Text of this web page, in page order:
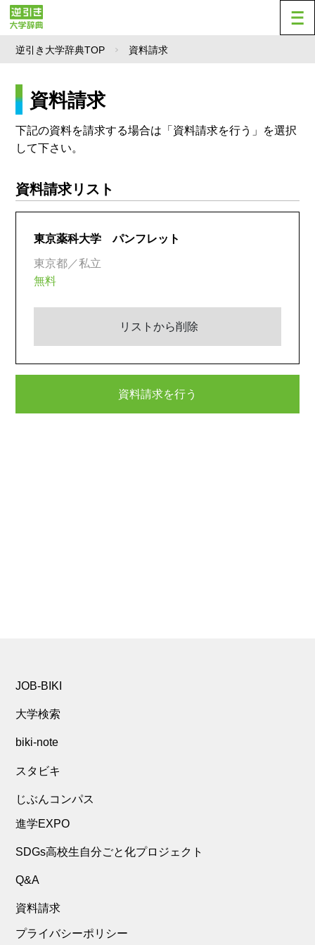
逆引き大学辞典TOP 資料請求
資料請求
下記の資料を請求する場合は「資料請求を行う」を選択
して下さい。
資料請求リスト
東京薬科大学 パンフレット
東京都／私立
無料
リストから削除
資料請求を行う
JOB-BIKI
大学検索
biki-note
スタビキ
じぶんコンパス
進学EXPO
SDGs高校生自分ごと化プロジェクト
Q&A
資料請求
プライバシーポリシー